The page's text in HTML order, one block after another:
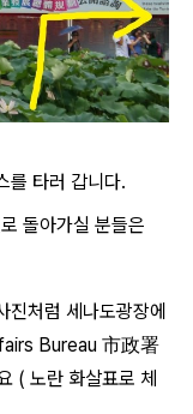
를 타러 갑니다.
돌아가실 분들은
진처럼 세나도광장에
Bureau 市政署
( 노란 화살표로 체